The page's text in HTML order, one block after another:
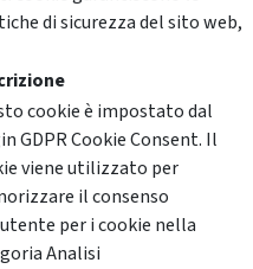
di sicurezza del sito web,
cookie è impostato dal
GDPR Cookie Consent. Il
viene utilizzato per
il consenso
per i cookie nella
Analisi